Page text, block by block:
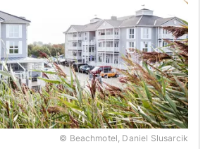
© Beachmotel, Daniel Slusarcik